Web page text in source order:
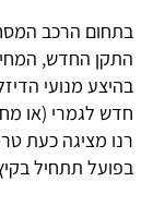
בתחום הרכב
התקן החדש,
בהיצע מנועי
רנו מציגה כעת
בפועל תתחיל בקיץ